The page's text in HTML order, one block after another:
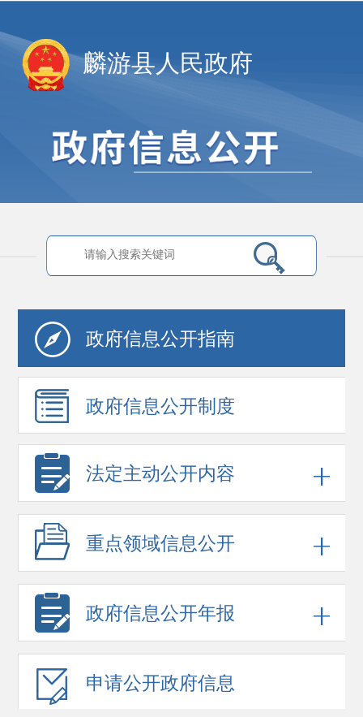
麟游县人民政府
政府信息公开指南
政府信息公开制度
法定主动公开内容
重点领域信息公开
政府信息公开年报
申请公开政府信息